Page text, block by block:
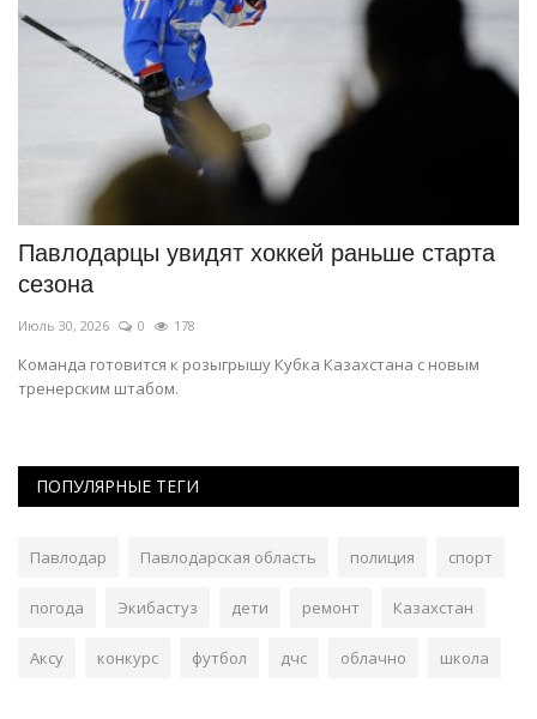
Павлодарцы увидят хоккей раньше старта
сезона
Июль 30, 2026 0 178
Команда готовится к розыгрышу Кубка Казахстана с новым
тренерским штабом.
ПОПУЛЯРНЫЕ ТЕГИ
Павлодар Павлодарская область полиция спорт
погода Экибастуз дети ремонт Казахстан
Аксу конкурс футбол дчс облачно школа